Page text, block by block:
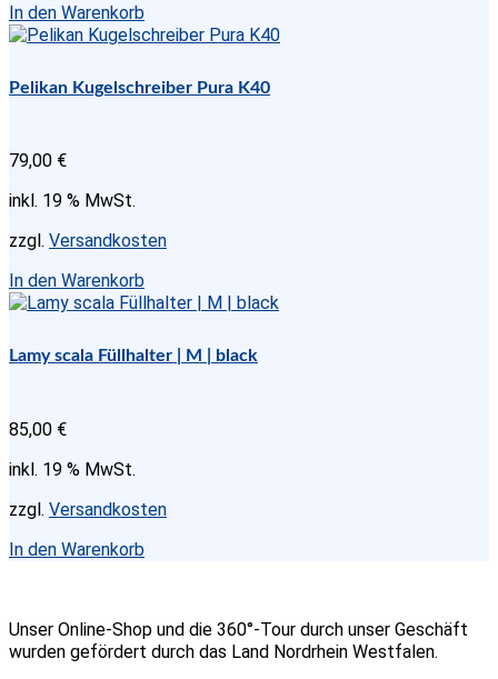
werden
In den Warenkorb
Pelikan Kugelschreiber Pura K40
79,00 €
inkl. 19 % MwSt.
zzgl. Versandkosten
In den Warenkorb
Lamy scala Füllhalter | M | black
85,00 €
inkl. 19 % MwSt.
zzgl. Versandkosten
In den Warenkorb
Unser Online-Shop und die 360°-Tour durch unser Geschäft
wurden gefördert durch das Land Nordrhein Westfalen.